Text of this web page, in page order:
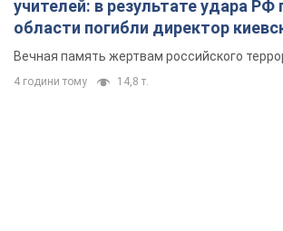
учителей: в результате удара РФ
области погибли директор
муж и внук
Вечная память жертвам российского
4 години тому 14,8 т.